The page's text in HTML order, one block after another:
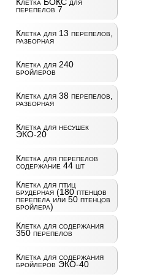
перепелов 7
Клетка для 13 перепелов,
разборная
Клетка для 240
бройлеров
Клетка для 38 перепелов,
разборная
Клетка для несушек
ЭКО-20
Клетка для перепелов
содержание 44 шт
Клетка для птиц
брудерная (180 птенцов
перепела или 50 птенцов
бройлера)
Клетка для содержания
350 перепелов
Клетка для содержания
бройлеров ЭКО-40